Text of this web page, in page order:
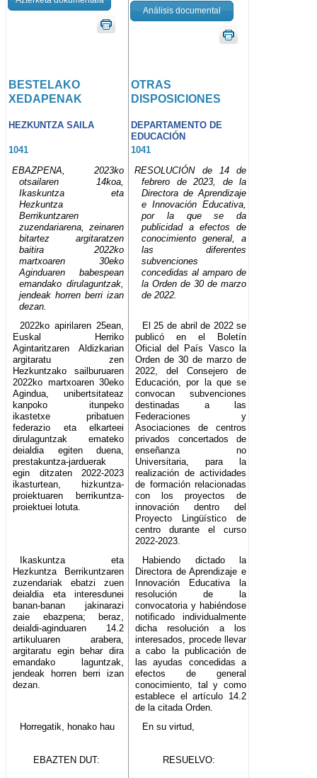
Análisis documental
BESTELAKO
XEDAPENAK
OTRAS
DISPOSICIONES
HEZKUNTZA SAILA
DEPARTAMENTO DE
EDUCACIÓN
1041
1041
EBAZPENA, 2023ko
otsailaren 14koa,
Ikaskuntza eta
Hezkuntza
Berrikuntzaren
zuzendariarena, zeinaren
bitartez argitaratzen
baitira 2022ko
martxoaren 30eko
Aginduaren babespean
emandako dirulaguntzak,
jendeak horren berri izan
dezan.
RESOLUCIÓN de 14 de
febrero de 2023, de la
Directora de Aprendizaje
e Innovación Educativa,
por la que se da
publicidad a efectos de
conocimiento general, a
las diferentes
subvenciones
concedidas al amparo de
la Orden de 30 de marzo
de 2022.
2022ko apirilaren 25ean,
Euskal Herriko
Agintaritzaren Aldizkarian
argitaratu zen
Hezkuntzako sailburuaren
2022ko martxoaren 30eko
Agindua, unibertsitateaz
kanpoko itunpeko
ikastetxe pribatuen
federazio eta elkarteei
dirulaguntzak emateko
deialdia egiten duena,
prestakuntza-jarduerak
egin ditzaten 2022-2023
ikasturtean, hizkuntza-
proiektuaren berrikuntza-
proiektuei lotuta.
El 25 de abril de 2022 se
publicó en el Boletín
Oficial del País Vasco la
Orden de 30 de marzo de
2022, del Consejero de
Educación, por la que se
convocan subvenciones
destinadas a las
Federaciones y
Asociaciones de centros
privados concertados de
enseñanza no
Universitaria, para la
realización de actividades
de formación relacionadas
con los proyectos de
innovación dentro del
Proyecto Lingüístico de
centro durante el curso
2022-2023.
Ikaskuntza eta
Hezkuntza Berrikuntzaren
zuzendariak ebatzi zuen
deialdia eta interesdunei
banan-banan jakinarazi
zaie ebazpena; beraz,
deialdi-aginduaren 14.2
artikuluaren arabera,
argitaratu egin behar dira
emandako laguntzak,
jendeak horren berri izan
dezan.
Habiendo dictado la
Directora de Aprendizaje e
Innovación Educativa la
resolución de la
convocatoria y habiéndose
notificado individualmente
dicha resolución a los
interesados, procede llevar
a cabo la publicación de
las ayudas concedidas a
efectos de general
conocimiento, tal y como
establece el artículo 14.2
de la citada Orden.
Horregatik, honako hau
En su virtud,
EBAZTEN DUT: RESUELVO: